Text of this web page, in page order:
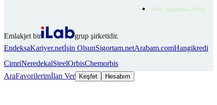
Aday Aydınlatma Metni
Emlakjet bir
grup şirketidir.
EndeksaKariyer.netİşin OlsunSigortam.netArabam.comHangikredi
CimriNeredekalSteelOrbisChemorbis
AraFavorilerimİlan Ver Keşfet Hesabım